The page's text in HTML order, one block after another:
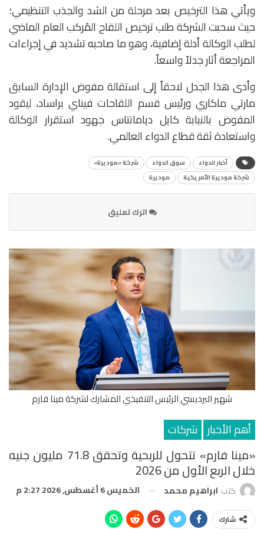
ويأتي هذا الترخيص بعد مرحلة من الشد والجذب التنظيمي؛
حيث سحبت الشركة طلب ترخيص اللقاح المُركب العام الماضي
لطلب الوكالة أدلة إضافية، وهو ما صاحبه تشديد في إجراءات
المراجعة أثار جدلاً واسعاً.
وأدى هذا الجدل لاحقاً إلى استقالة مفوض الإدارة السابق
مارتي ماكاري ورئيس قسم اللقاحات فيناي براساد، ليقود
المفوض بالنيابة كايل ديامانتاس جهود استقرار الوكالة
واستعادة ثقة قطاع الدواء العالمي.
أخبار الدواء سوق الدواء
شركة «موديرنا»
شركة موديرنا الأمريكية
موديرنا
اترك تعليق
شهير البرديسي الرئيس التنفيذي المشارك لشركة مينا فارم
أهم الأخبار شركات
«مينا فارم» تتحول للربحية وتحقق 71.8 مليون جنيه
خلال الربع الأول من 2026
كتب ابراهيم محمد الخميس 6 أغسطس, 2026 2:27 م
شارك